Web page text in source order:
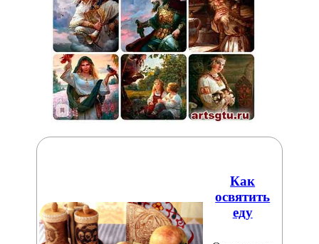
Как
освятить
еду